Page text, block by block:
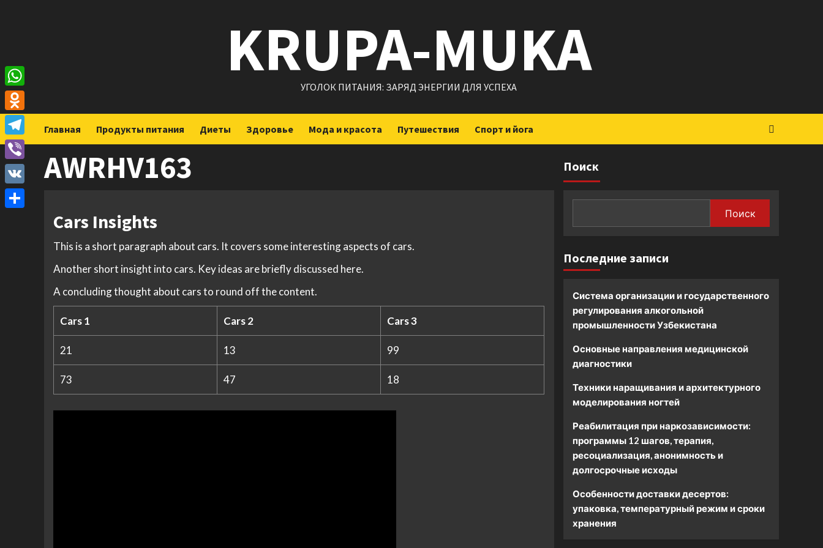
KRUPA-MUKA
УГОЛОК ПИТАНИЯ: ЗАРЯД ЭНЕРГИИ ДЛЯ УСПЕХА
Главная Продукты питания Диеты Здоровье Мода и красота Путешествия Спорт и йога
AWRHV163
Cars Insights
This is a short paragraph about cars. It covers some interesting aspects of cars.
Another short insight into cars. Key ideas are briefly discussed here.
A concluding thought about cars to round off the content.
Cars 1 Cars 2 Cars 3
21 13 99
73 47 18
Поиск
Поиск
Последние записи
Система организации и государственного
регулирования алкогольной
промышленности Узбекистана
Основные направления медицинской
диагностики
Техники наращивания и архитектурного
моделирования ногтей
Реабилитация при наркозависимости:
программы 12 шагов, терапия,
ресоциализация, анонимность и
долгосрочные исходы
Особенности доставки десертов:
упаковка, температурный режим и сроки
хранения
WhatsApp
Odnoklassniki
Telegram
Viber
VK
Отправить